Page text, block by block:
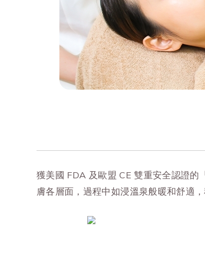
獲美國 FDA 及歐盟 CE 雙重安全認證
膚各層面，過程中如浸溫泉般暖和舒適